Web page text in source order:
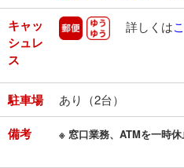
キャッ
シュレ
ス
郵便 ゆうゆう
詳しくは
駐車場 あり（2台）
備考 ※ 窓口業務、ATMを一時休